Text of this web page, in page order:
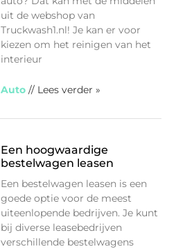
uit de webshop van
Truckwash1.nl! Je kan er voor
kiezen om het reinigen van het
interieur
Auto // Lees verder »
Een hoogwaardige
bestelwagen leasen
Een bestelwagen leasen is een
goede optie voor de meest
uiteenlopende bedrijven. Je kunt
bij diverse leasebedrijven
verschillende bestelwagens